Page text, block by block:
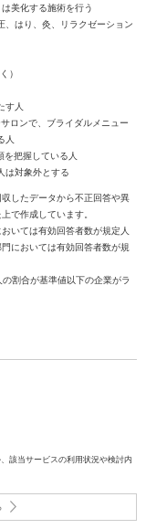
美化する施術を行う
、はり、灸、リラクゼーション
）
す人
ロンで、ブライダルメニュー
人
を把握している人
は対象外とする
したデータから不正回答や異
で作成しています。
いては有効回答者数が規定人
においては有効回答者数が規
割合が基準値以下の企業がラ
該当サービスの利用状況や検討内